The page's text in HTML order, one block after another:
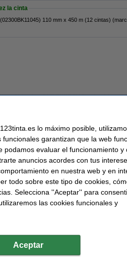
la cinta
110 mm x 450 m (12 cintas)
123tinta
estas etiquetas!
Zebra Z-Perform 1000T (880026-050)
cartera!
incluye garantía del 100%. 1-2-3 ¡sin
transferencia térmica
123tinta
utilice estas etiquetas en lugar de las
lo máximo posible,
garantizan que la web
evaluar el funcionamiento y
anuncios acordes con tus
en nuestra web y en
todo sobre este tipo de cookies,
Selecciona ''Aceptar'' para
las cookies funcionales y
Aceptar